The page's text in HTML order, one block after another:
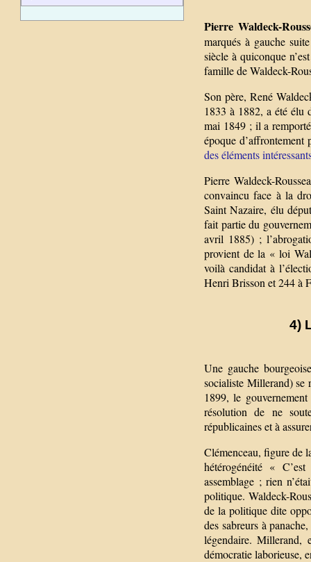
Pierre Waldeck-
marqués à gauche
siècle à quiconque
famille de Waldeck-
Son père, René
1833 à 1882, a été élu
mai 1849 ; il a
époque
des éléments
Pierre Waldeck-
convaincu face à la
Saint Nazaire, élu
fait partie du
avril 1885) ;
provient de la « loi
voilà candidat à
Henri Brisson et 244 à
4)
Une gauche
socialiste Millerand) se
1899, le
résolution de ne
républicaines et à
Clémenceau, figure de
hétérogénéité «
assemblage ; rien
politique. Waldeck-
de la politique dite
des sabreurs à
légendaire. Millerand,
démocratie laborieuse,